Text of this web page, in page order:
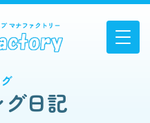
日記